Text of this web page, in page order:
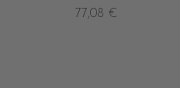
77,08 €